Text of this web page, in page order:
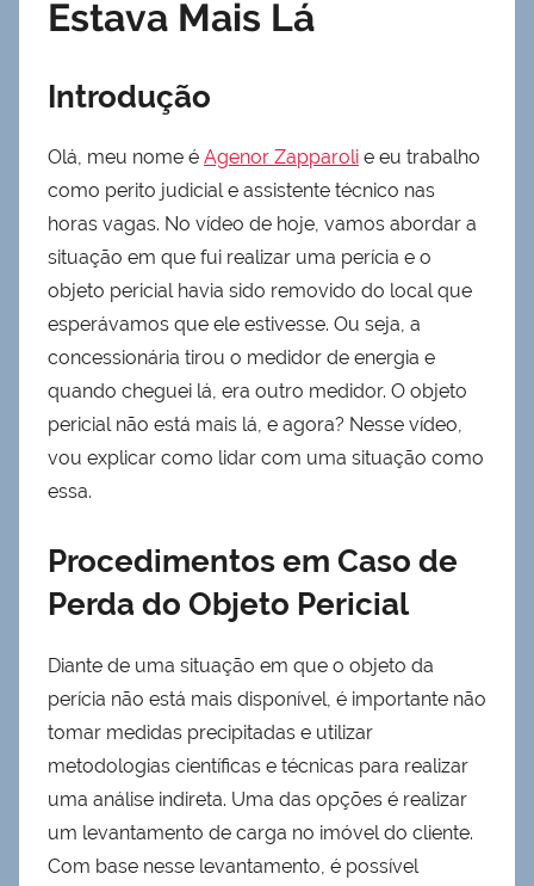
Estava Mais Lá
Introdução
Olá, meu nome é Agenor Zapparoli e eu trabalho
como perito judicial e assistente técnico nas
horas vagas. No vídeo de hoje, vamos abordar a
situação em que fui realizar uma perícia e o
objeto pericial havia sido removido do local que
esperávamos que ele estivesse. Ou seja, a
concessionária tirou o medidor de energia e
quando cheguei lá, era outro medidor. O objeto
pericial não está mais lá, e agora? Nesse vídeo,
vou explicar como lidar com uma situação como
essa.
Procedimentos em Caso de
Perda do Objeto Pericial
Diante de uma situação em que o objeto da
perícia não está mais disponível, é importante não
tomar medidas precipitadas e utilizar
metodologias científicas e técnicas para realizar
uma análise indireta. Uma das opções é realizar
um levantamento de carga no imóvel do cliente.
Com base nesse levantamento, é possível